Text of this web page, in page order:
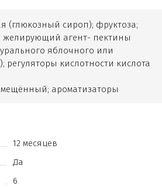
(глюкозный сироп); фруктоза;
желирующий агент- пектины
яблочного или
регуляторы кислотности кислота
ароматизаторы
пищевые куркумин
медные комплексы
12 месяцев
Да
6